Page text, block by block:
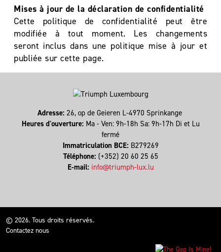
Mises à jour de la déclaration de confidentialité
Cette politique de confidentialité peut être
modifiée à tout moment. Les changements
seront inclus dans une politique mise à jour et
publiée sur cette page.
Adresse: 26, op de Geieren L-4970 Sprinkange
Heures d'ouverture: Ma - Ven: 9h-18h Sa: 9h-17h Di et Lu
fermé
Immatriculation BCE: B279269
Téléphone: (+352) 20 60 25 65
E-mail: info@triumph-lux.lu
© 2026. Tous droits réservés.
Contactez nous